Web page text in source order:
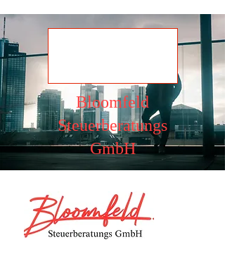
Bloomfeld
Steuerberatungs
GmbH